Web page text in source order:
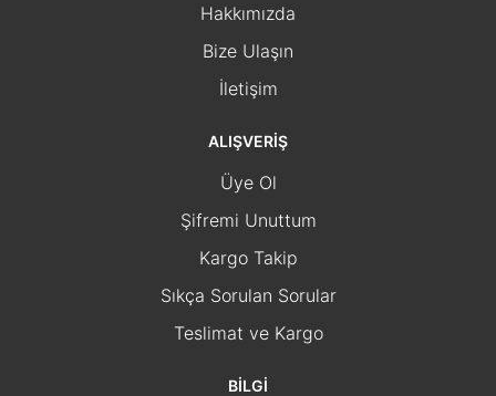
Hakkımızda
Bize Ulaşın
İletişim
ALIŞVERİŞ
Üye Ol
Şifremi Unuttum
Kargo Takip
Sıkça Sorulan Sorular
Teslimat ve Kargo
BİLGİ